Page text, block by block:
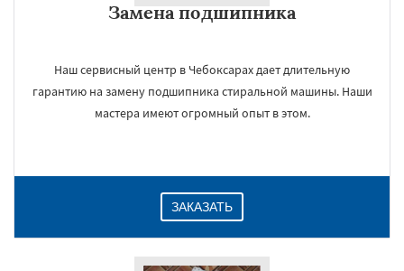
Замена подшипника
Наш сервисный центр в Чебоксарах дает длительную
гарантию на замену подшипника стиральной машины. Наши
мастера имеют огромный опыт в этом.
ЗАКАЗАТЬ